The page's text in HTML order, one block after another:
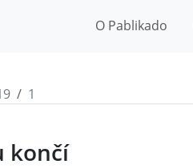
O Pablikado
1
končí